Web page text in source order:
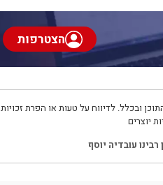
הצטרפות
ובכלל. לדיווח על טעות או הפרת זכויות
יוצרים
עובדיה יוסף